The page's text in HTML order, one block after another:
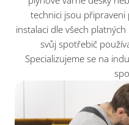
technici jsou
instalaci dle všech
svůj spotřebič
Specializujeme se na